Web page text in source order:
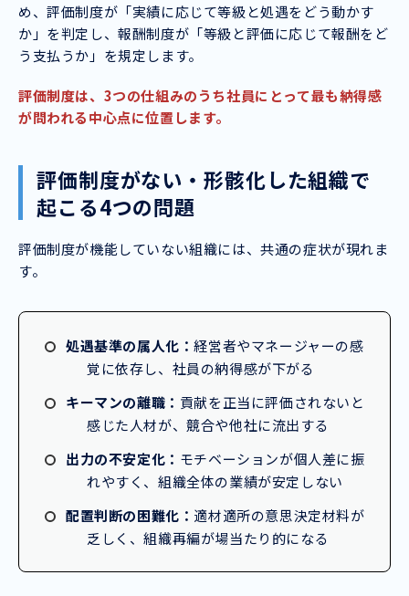
め、評価制度が「実績に応じて等級と処遇をどう動かす
か」を判定し、報酬制度が「等級と評価に応じて報酬をど
う支払うか」を規定します。
評価制度は、3つの仕組みのうち社員にとって最も納得感
が問われる中心点に位置します。
評価制度がない・形骸化した組織で
起こる4つの問題
評価制度が機能していない組織には、共通の症状が現れま
す。
処遇基準の属人化：経営者やマネージャーの感
覚に依存し、社員の納得感が下がる
キーマンの離職： 貢献を正当に評価されないと
感じた人材が、競合や他社に流出する
出力の不安定化： モチベーションが個人差に振
れやすく、組織全体の業績が安定しない
配置判断の困難化： 適材適所の意思決定材料が
乏しく、組織再編が場当たり的になる